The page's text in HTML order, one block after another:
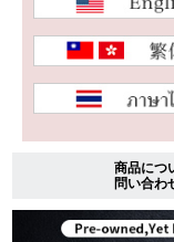
WEB限定
複
商品につ
問い合わ